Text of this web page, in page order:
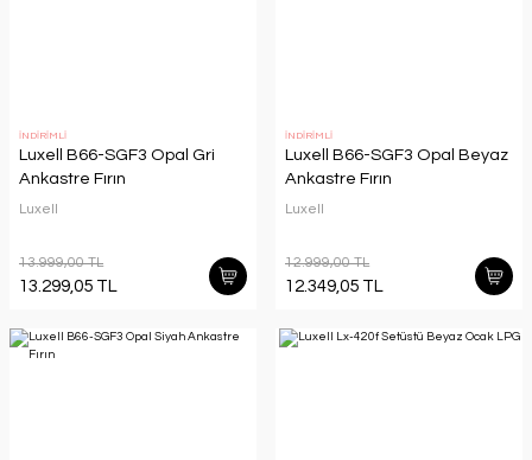
İNDİRİMLİ
Luxell B66-SGF3 Opal Gri
Ankastre Fırın
Luxell
13.999,00 TL
13.299,05 TL
İNDİRİMLİ
Luxell B66-SGF3 Opal Beyaz
Ankastre Fırın
Luxell
12.999,00 TL
12.349,05 TL